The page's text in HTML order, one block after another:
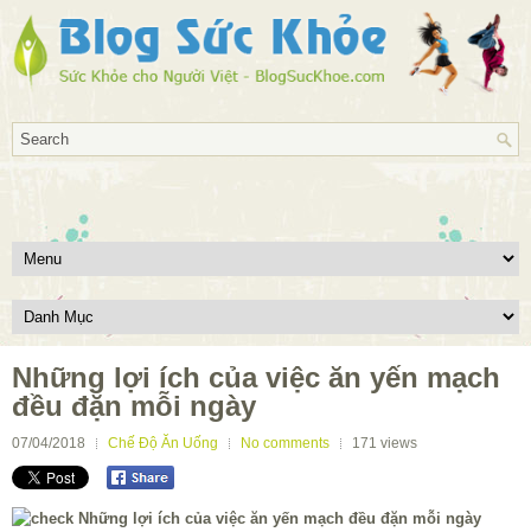
Những lợi ích của việc ăn yến mạch
đều đặn mỗi ngày
07/04/2018 Chế Độ Ăn Uống No comments 171 views